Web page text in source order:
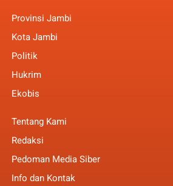
Provinsi Jambi
Kota Jambi
Politik
Hukrim
Ekobis
Tentang Kami
Redaksi
Pedoman Media Siber
Info dan Kontak